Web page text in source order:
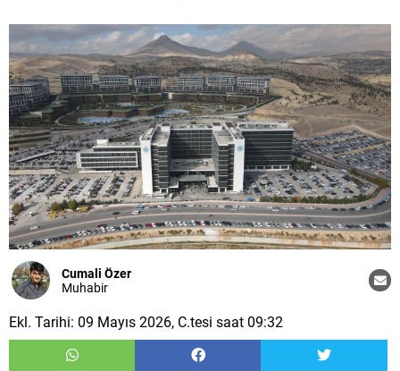
Cumali Özer
Muhabir
Ekl. Tarihi: 09 Mayıs 2026, C.tesi saat 09:32